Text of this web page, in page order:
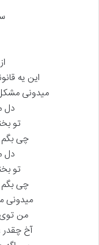
این یه
میدونی
دل
تو
چی بگم
دل
تو
چی بگم
میدونی
من توی
آخ چقدر